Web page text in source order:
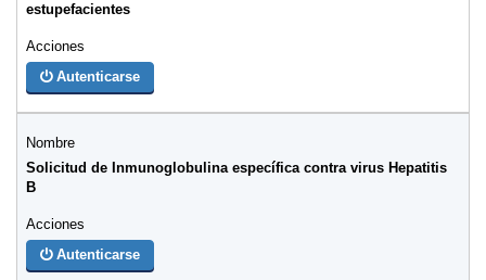
estupefacientes
Autenticarse
Solicitud de Inmunoglobulina específica contra virus Hepatitis
B
Autenticarse